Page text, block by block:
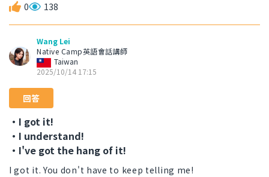
0 138
Wang Lei
Native Camp英語會話講師
Taiwan
2025/10/14 17:15
回答
・I got it!
・I understand!
・I've got the hang of it!
I got it. You don't have to keep telling me!